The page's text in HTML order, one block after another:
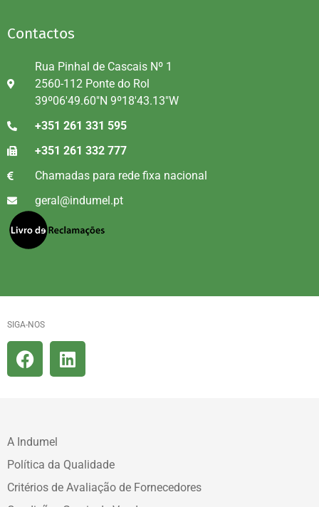
Contactos
Rua Pinhal de Cascais Nº 1
2560-112 Ponte do Rol
39º06'49.60"N 9º18'43.13"W
+351 261 331 595
+351 261 332 777
Chamadas para rede fixa nacional
geral@indumel.pt
SIGA-NOS
A Indumel
Política da Qualidade
Critérios de Avaliação de Fornecedores